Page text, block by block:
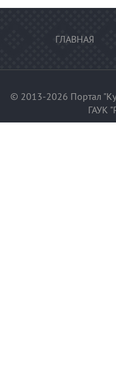
ГЛАВНАЯ
© 2013-2026 Портал
ГАУК